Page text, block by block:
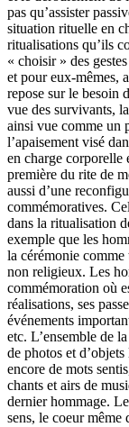
pas qu’assister
situation rituelle en
ritualisations qu’ils
« choisir » des
et pour eux-mêmes,
repose sur le besoin
vue des survivants,
ainsi vue comme un
l’apaisement visé
en charge corporelle
première du rite de
aussi d’une
commémoratives.
dans la ritualisation
exemple que les
la cérémonie
non religieux. Les
commémoration où
réalisations, ses
événements
etc. L’ensemble de
de photos et
encore de mots
chants et airs de
dernier hommage.
sens, le coeur même